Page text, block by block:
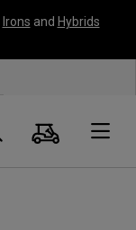
Irons and Hybrids
Panier